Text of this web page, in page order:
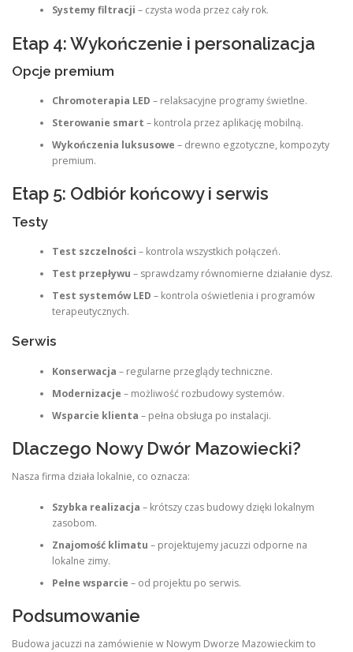
Systemy filtracji – czysta woda przez cały rok.
Etap 4: Wykończenie i personalizacja
Opcje premium
Chromoterapia LED – relaksacyjne programy świetlne.
Sterowanie smart – kontrola przez aplikację mobilną.
Wykończenia luksusowe – drewno egzotyczne, kompozyty
premium.
Etap 5: Odbiór końcowy i serwis
Testy
Test szczelności – kontrola wszystkich połączeń.
Test przepływu – sprawdzamy równomierne działanie dysz.
Test systemów LED – kontrola oświetlenia i programów
terapeutycznych.
Serwis
Konserwacja – regularne przeglądy techniczne.
Modernizacje – możliwość rozbudowy systemów.
Wsparcie klienta – pełna obsługa po instalacji.
Dlaczego Nowy Dwór Mazowiecki?
Nasza firma działa lokalnie, co oznacza:
Szybka realizacja – krótszy czas budowy dzięki lokalnym
zasobom.
Znajomość klimatu – projektujemy jacuzzi odporne na
lokalne zimy.
Pełne wsparcie – od projektu po serwis.
Podsumowanie
Budowa jacuzzi na zamówienie w Nowym Dworze Mazowieckim to